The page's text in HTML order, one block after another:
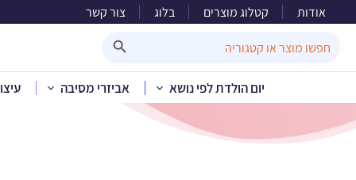
אודות קטלוג מוצרים בלוג צור קשר
for:
יום הולדת לפי נושא אביזרי מסיבה
בית»קטלוג מוצרים חד